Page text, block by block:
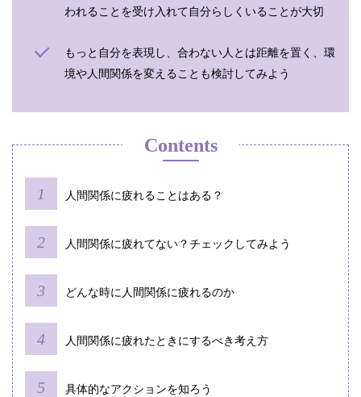
われることを受け入れて自分らしくいることが大切
もっと自分を表現し、合わない人とは距離を置く、環
境や人間関係を変えることも検討してみよう
Contents
人間関係に疲れることはある？
人間関係に疲れてない？チェックしてみよう
どんな時に人間関係に疲れるのか
人間関係に疲れたときにするべき考え方
具体的なアクションを知ろう